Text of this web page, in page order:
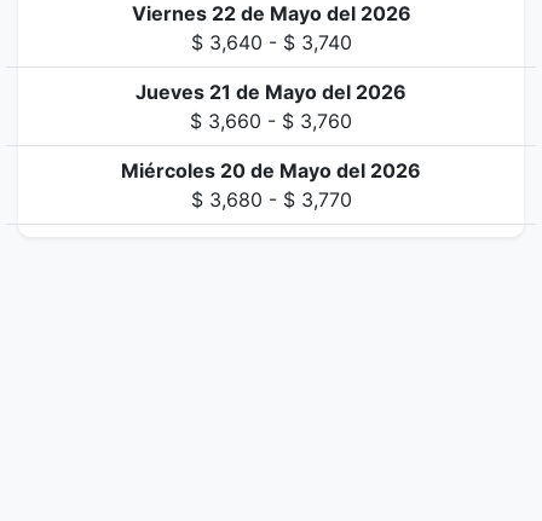
Viernes 22 de Mayo del 2026
$ 3,640 - $ 3,740
Jueves 21 de Mayo del 2026
$ 3,660 - $ 3,760
Miércoles 20 de Mayo del 2026
$ 3,680 - $ 3,770